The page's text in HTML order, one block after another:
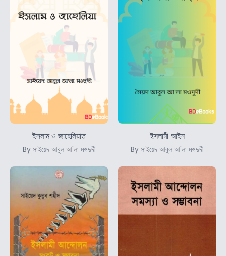
ইসলাম ও জাহেলিয়াত
By সাইয়েদ আবুল আ'লা মওদুদী
ইসলামী আইন
By সাইয়েদ আবুল আ'লা মওদুদী